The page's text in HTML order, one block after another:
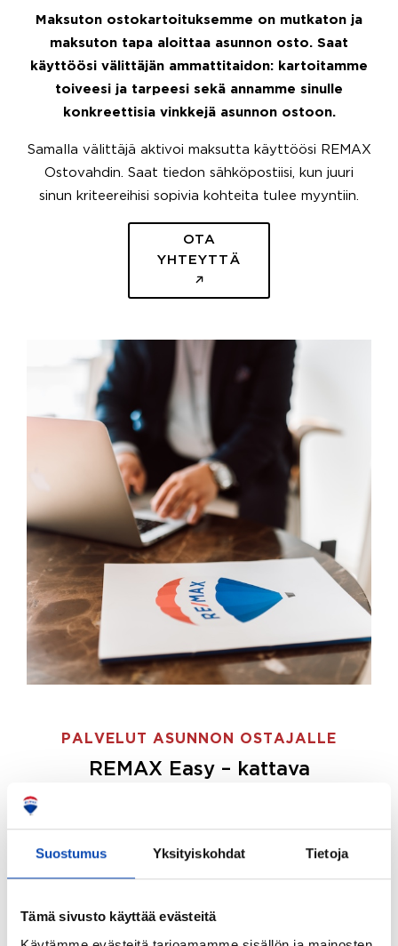
Suostumus Yksityiskohdat Tietoja
Tämä sivusto käyttää evästeitä
Maksuton ostokartoituksemme on mutkaton ja
maksuton tapa aloittaa asunnon osto. Saat
käyttöösi välittäjän ammattitaidon: kartoitamme
toiveesi ja tarpeesi sekä annamme sinulle
konkreettisia vinkkejä asunnon ostoon.
Samalla välittäjä aktivoi maksutta käyttöösi REMAX
Ostovahdin. Saat tiedon sähköpostiisi, kun juuri
sinun kriteereihisi sopivia kohteita tulee myyntiin.
OTA
YHTEYTTÄ
PALVELUT ASUNNON OSTAJALLE
REMAX Easy – kattava
ostajille.
Tee ostotoimeksianto ja etsimme juuri